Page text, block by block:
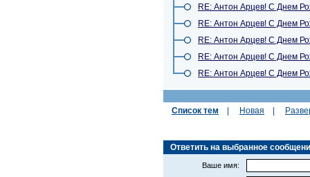
RE: Антон Арцев! С Днем
RE: Антон Арцев! С Днем
RE: Антон Арцев! С Днем
RE: Антон Арцев! С Днем
RE: Антон Арцев! С Днем
Список тем Новая
Ответить на выбранное
Ваше имя: